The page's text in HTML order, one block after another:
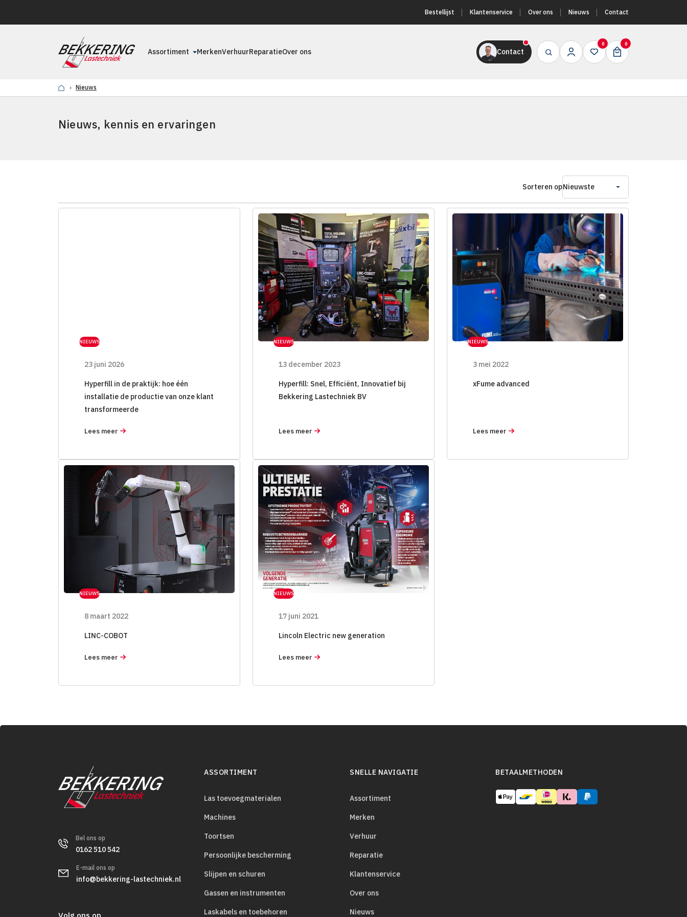
Bestellijst Klantenservice Over ons Nieuws Contact
Assortiment MerkenVerhuurReparatieOver ons Contact
0 0
Nieuws
Nieuws, kennis en ervaringen
Sorteren op
NIEUWS
23 juni 2026
Hyperfill in de praktijk: hoe één
installatie de productie van onze klant
transformeerde
Lees meer
NIEUWS
13 december 2023
Hyperfill: Snel, Efficiënt, Innovatief bij
Bekkering Lastechniek BV
Lees meer
NIEUWS
3 mei 2022
xFume advanced
Lees meer
NIEUWS
8 maart 2022
LINC-COBOT
Lees meer
NIEUWS
17 juni 2021
Lincoln Electric new generation
Lees meer
Bel ons op
0162 510 542
E-mail ons op
info@bekkering-lastechniek.nl
ASSORTIMENT
Las toevoegmaterialen
Machines
Toortsen
Persoonlijke bescherming
Slijpen en schuren
Gassen en instrumenten
Laskabels en toebehoren
SNELLE NAVIGATIE
Assortiment
Merken
Verhuur
Reparatie
Klantenservice
Over ons
Nieuws
BETAALMETHODEN